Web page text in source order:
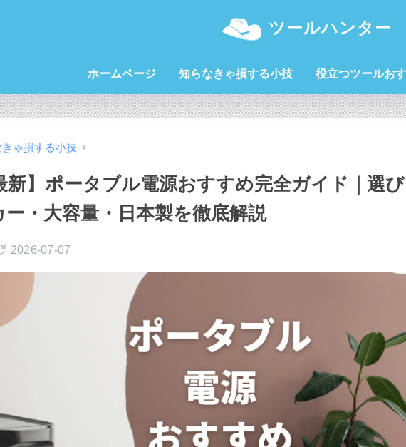
ツールハンター
ホームページ 知らなきゃ損する小技 役立つツールお
ゃ損する小技
新】ポータブル電源おすすめ完全ガイド｜選び
・大容量・日本製を徹底解説
2026-07-07